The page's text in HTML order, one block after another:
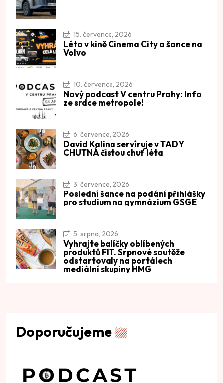
15. července, 2026
Léto v kině Cinema City a šance na
Volvo
10. července, 2026
Nový podcast V centru Prahy: Info
ze srdce metropole!
6. července, 2026
David Kalina servíruje v TADY
CHUTNÁ čistou chuť léta
3. července, 2026
Poslední šance na podání přihlášky
pro studium na gymnázium GSGE
5. srpna, 2026
Vyhrajte balíčky oblíbených
produktů FIT. Srpnové soutěže
odstartovaly na portálech
mediální skupiny HMG
Doporučujeme